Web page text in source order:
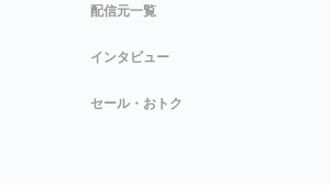
配信元一覧
インタビュー
セール・おトク